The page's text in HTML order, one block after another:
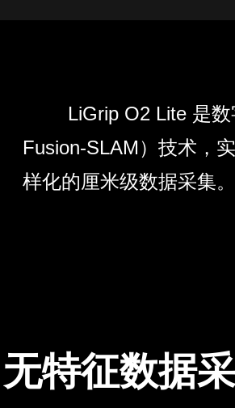
LiGrip O2 Lite 是数字
Fusion-SLAM）技术，
样化的厘米级数据采集。
无特征数据